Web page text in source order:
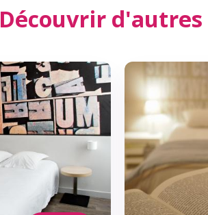
Découvrir d'autres